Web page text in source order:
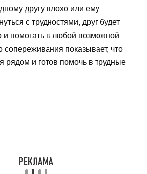
другу плохо или ему
с трудностями, друг будет
и помогать в любой возможной
сопереживания показывает, что
рядом и готов помочь в трудные